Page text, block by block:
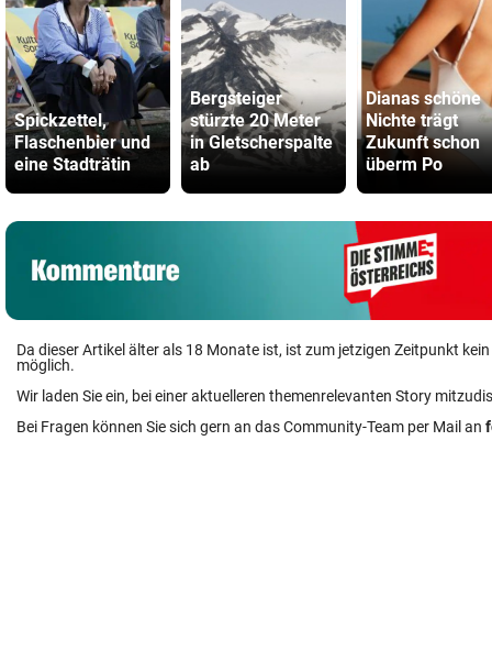
Spickzettel,
Flaschenbier und
eine Stadträtin
Bergsteiger
stürzte 20 Meter
in Gletscherspalte
ab
Dianas schöne
Nichte trägt
Zukunft schon
überm Po
Da dieser Artikel älter als 18 Monate ist, ist zum jetzigen Zeitpunkt
möglich.
Wir laden Sie ein, bei einer aktuelleren themenrelevanten Story
Bei Fragen können Sie sich gern an das Community-Team per Mail an